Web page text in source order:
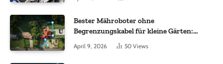
Bester Mähroboter ohne
Begrenzungskabel für kleine Gärten:
Worauf es bei 200 bis 500 m² wirklich
ankommt
April 9, 2026 50 Views